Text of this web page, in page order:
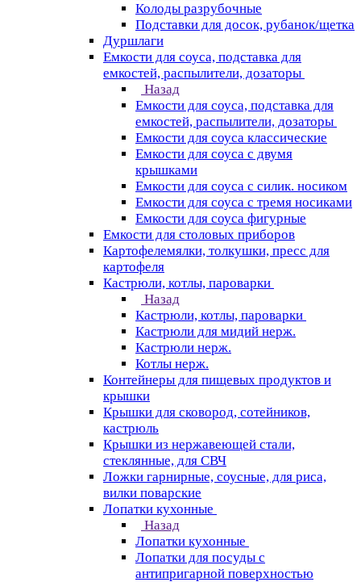
Колоды разрубочные
Подставки для досок, рубанок/щетка
Дуршлаги
Емкости для соуса, подставка для
емкостей, распылители, дозаторы
Назад
Емкости для соуса, подставка для
емкостей, распылители, дозаторы
Емкости для соуса классические
Емкости для соуса с двумя
крышками
Емкости для соуса с силик. носиком
Емкости для соуса с тремя носиками
Емкости для соуса фигурные
Емкости для столовых приборов
Картофелемялки, толкушки, пресс для
картофеля
Кастрюли, котлы, пароварки
Назад
Кастрюли, котлы, пароварки
Кастрюли для мидий нерж.
Кастрюли нерж.
Котлы нерж.
Контейнеры для пищевых продуктов и
крышки
Крышки для сковород, сотейников,
кастрюль
Крышки из нержавеющей стали,
стеклянные, для СВЧ
Ложки гарнирные, соусные, для риса,
вилки поварские
Лопатки кухонные
Назад
Лопатки кухонные
Лопатки для посуды с
антипригарной поверхностью